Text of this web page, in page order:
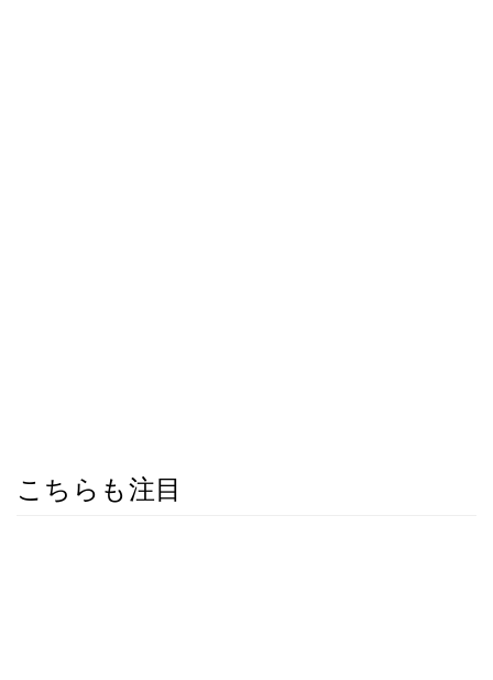
こちらも注目